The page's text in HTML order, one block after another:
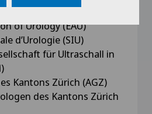
für Urologie (SGU)
of Urology (EAU)
d’Urologie (SIU)
für Ultraschall in
Kantons Zürich (AGZ)
des Kantons Zürich